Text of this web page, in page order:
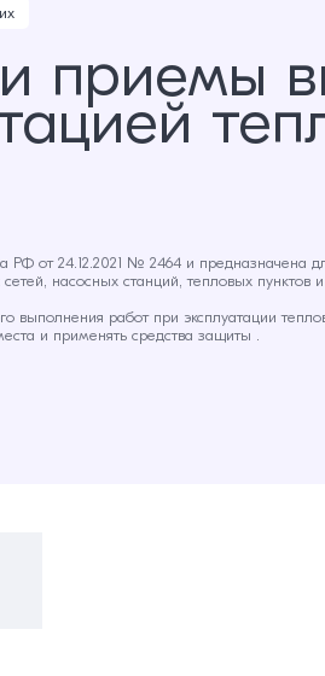
приемы
РФ от 24.12.2021 № 2464 и
насосных станций, тепловых пунктов и
работ при эксплуатации
и применять средства защиты .